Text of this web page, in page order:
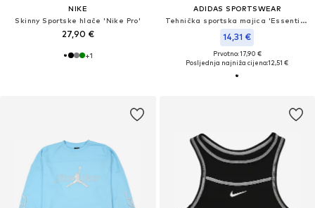
NIKE
Skinny Sportske hlače 'Nike Pro'
27,90 €
+1
ADIDAS SPORTSWEAR
Tehnička sportska majica 'Essentials'
14,31 €
Prvotno: 17,90 €
Posljednja najniža cijena:12,51 €